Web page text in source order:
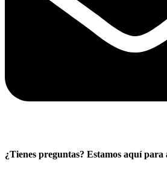
¿Tienes preguntas? Estamos aquí para